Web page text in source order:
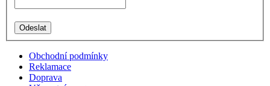
Obchodní podmínky
Reklamace
Doprava